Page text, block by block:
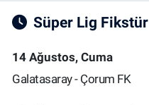
Süper Lig Fikstür
14 Ağustos, Cuma
Galatasaray - Çorum FK